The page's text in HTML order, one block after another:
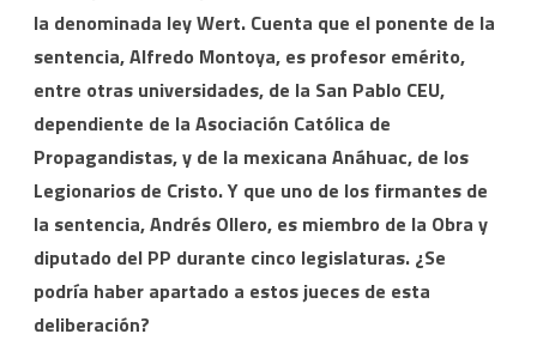
la denominada ley Wert. Cuenta que el ponente de la
sentencia, Alfredo Montoya, es profesor emérito,
entre otras universidades, de la San Pablo CEU,
dependiente de la Asociación Católica de
Propagandistas, y de la mexicana Anáhuac, de los
Legionarios de Cristo. Y que uno de los firmantes de
la sentencia, Andrés Ollero, es miembro de la Obra y
diputado del PP durante cinco legislaturas. ¿Se
podría haber apartado a estos jueces de esta
deliberación?